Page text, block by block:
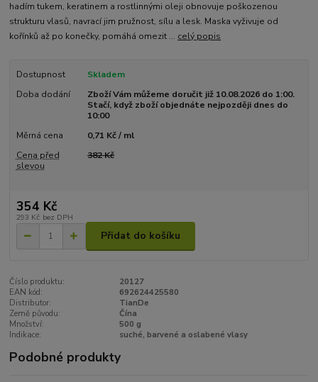
hadím tukem, keratinem a rostlinnými oleji obnovuje poškozenou
strukturu vlasů, navrací jim pružnost, sílu a lesk. Maska vyživuje od
kořínků až po konečky, pomáhá omezit ... celý popis
Dostupnost
Skladem
Doba dodání
Zboží Vám můžeme doručit již 10.08.2026 do 1:00.
Stačí, když zboží objednáte nejpozději dnes do
10:00
Měrná cena
0,71 Kč / ml
Cena před
slevou
382 Kč
354 Kč
293 Kč bez DPH
Přidat do košíku
Číslo produktu:
20127
EAN kód:
692624425580
Distributor:
TianDe
Země původu:
Čína
Množství:
500 g
Indikace:
suché, barvené a oslabené vlasy
Podobné produkty